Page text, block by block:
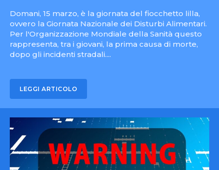
Domani, 15 marzo, è la giornata del fiocchetto lilla,
ovvero la Giornata Nazionale dei Disturbi Alimentari.
Per l'Organizzazione Mondiale della Sanità questo
rappresenta, tra i giovani, la prima causa di morte,
dopo gli incidenti stradali....
LEGGI ARTICOLO